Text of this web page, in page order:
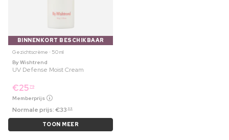
BINNENKORT BESCHIKBAAR
Gezichtscrème ⋅ 50 ml
By Wishtrend
UV Defense Moist Cream
€25 79
Memberprijs
Normale prijs:€33 99
TOON MEER